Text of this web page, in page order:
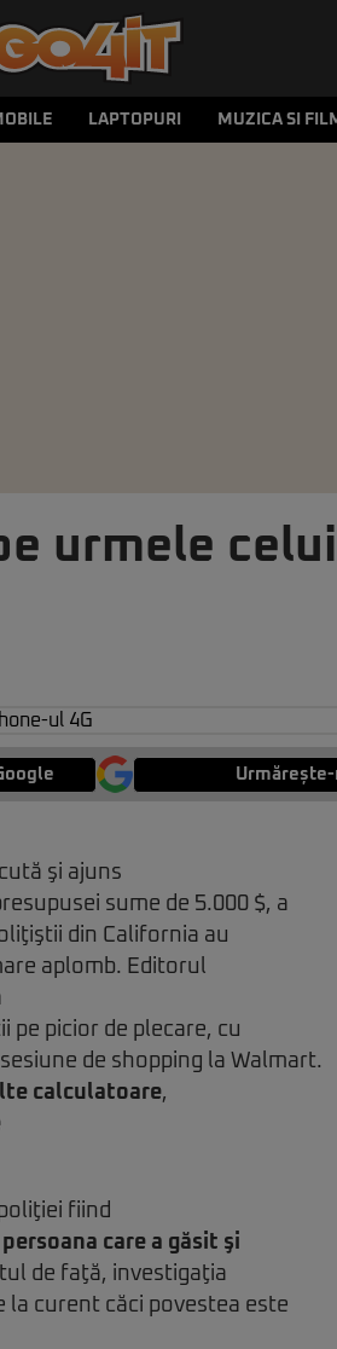
LAPTOPURI MUZICA SI
urmele
şi ajuns
sume de 5.000 $, a
din California au
aplomb. Editorul
pe picior de plecare, cu
de shopping la Walmart.
calculatoare,
fiind
care a găsit şi
de faţă, investigaţia
la curent căci povestea este